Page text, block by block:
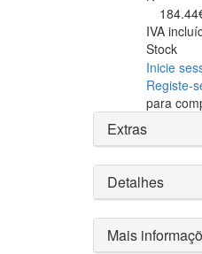
IVA
Stock
Inicie
Registe-
para
Extras
Detalhes
Mais